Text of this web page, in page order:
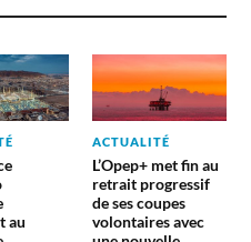
au
ACTUALITÉ
L’Opep+ met fin au
retrait progressif
de ses coupes
volontaires avec